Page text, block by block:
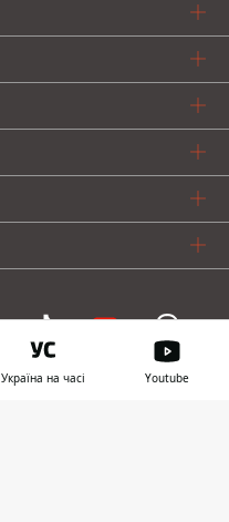
Україна на часі Youtube